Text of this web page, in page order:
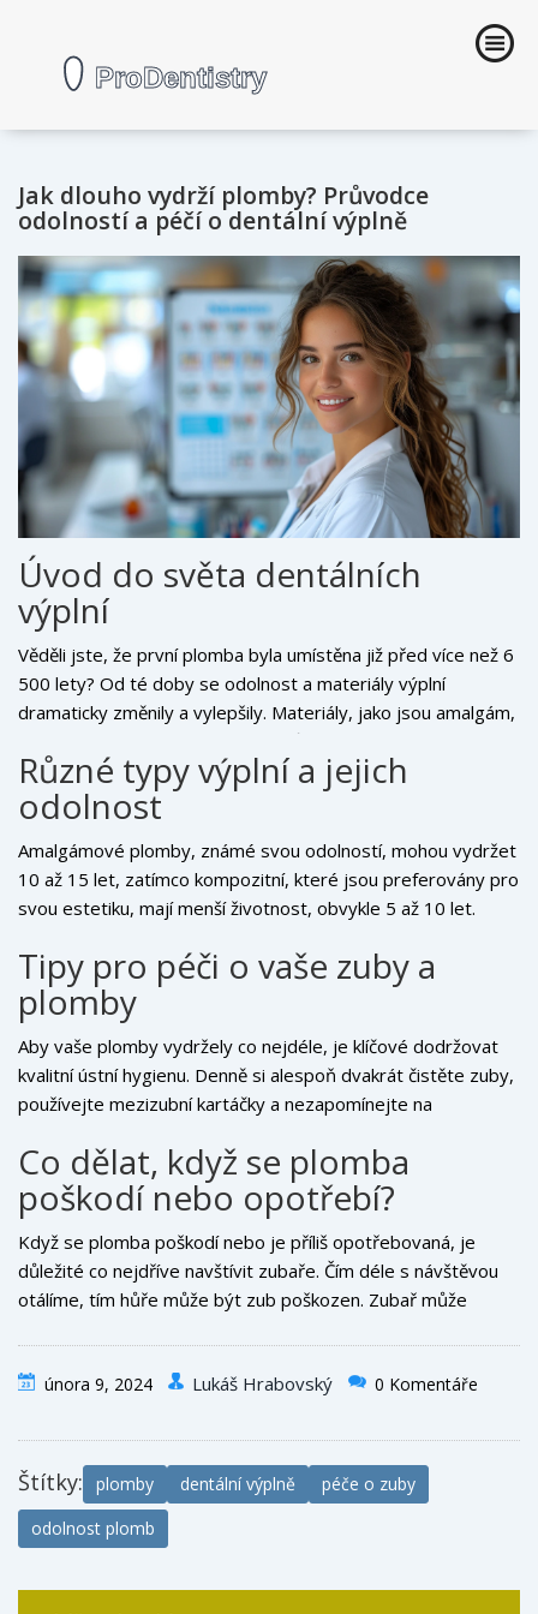
Jak dlouho vydrží plomby? Průvodce
odolností a péčí o dentální výplně
Úvod do světa dentálních
výplní
Věděli jste, že první plomba byla umístěna již před více než 6
500 lety? Od té doby se odolnost a materiály výplní
dramaticky změnily a vylepšily. Materiály, jako jsou amalgám,
kompozit, keramika a zlato, mají různou odolnost a estetiku.
Čas a technický pokrok nám přinesly výplně, které nejen že
zapadnou do barevného spektra našich zubů, ale zároveň
žvýkání. Ale i nejmodernější materiály mají svou životnost.
Různé typy výplní a jejich
odolnost
Amalgámové plomby, známé svou odolností, mohou vydržet
10 až 15 let, zatímco kompozitní, které jsou preferovány pro
svou estetiku, mají menší životnost, obvykle 5 až 10 let.
s sebou přinášejí vyšší cenovku. Je důležité připomenout, že
životnost výplně je do značné míry závislá na její péči a na
způsobu, jakým s ní náš ústní prostor zachází. Nezáleží
pouze na materiálu, ale také na našich stravovacích návycích,
hygieně a dokonce i na genetice.
Tipy pro péči o vaše zuby a
plomby
Aby vaše plomby vydržely co nejdéle, je klíčové dodržovat
kvalitní ústní hygienu. Denně si alespoň dvakrát čistěte zuby,
používejte mezizubní kartáčky a nezapomínejte na
vyvarujte nadměrnému kousání tvrdých potravin nebo nehtů,
což může výplně poškodit. Používání nočních ochranných
krytů může být užitečné pro ty, kdo bruxují. A nezapomeňte,
správná strava má na zdraví vašich zubů a dásní značný vliv.
Co dělat, když se plomba
poškodí nebo opotřebí?
Když se plomba poškodí nebo je příliš opotřebovaná, je
důležité co nejdříve navštívit zubaře. Čím déle s návštěvou
otálíme, tím hůře může být zub poškozen. Zubař může
je, že činností jako je kouření nebo pití tmavě zbarvených
zatěžovat a zkracovat jejich životnost.
února 9, 2024 Lukáš Hrabovský 0 Komentáře
Štítky: plomby dentální výplně
péče o zuby
odolnost plomb